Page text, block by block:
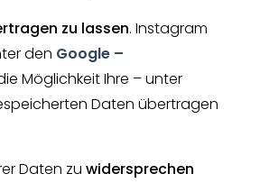
zu lassen. Instagram
den Google –
Möglichkeit Ihre – unter
Daten übertragen
Daten zu widersprechen